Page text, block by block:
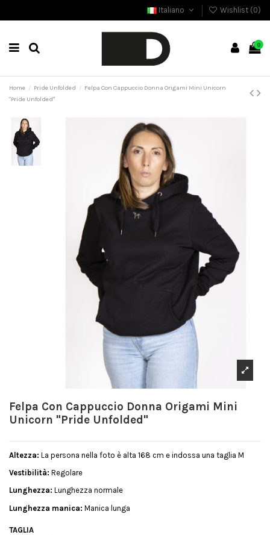
Italiano Wishlist (0)
0
Home Pride Unfolded
Felpa Con Cappuccio Donna Origami Mini Unicorn
"Pride Unfolded"
Felpa Con Cappuccio Donna Origami Mini
Unicorn "Pride Unfolded"
Altezza: La persona nella foto è alta 168 cm e indossa una taglia M
Vestibilità: Regolare
Lunghezza: Lunghezza normale
Lunghezza manica: Manica lunga
TAGLIA